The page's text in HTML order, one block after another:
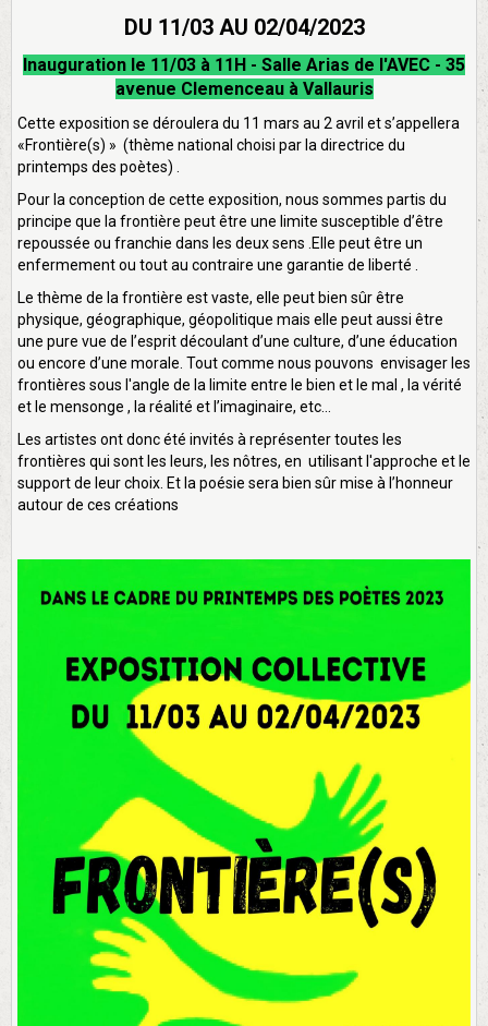
DU 11/03 AU 02/04/2023
Inauguration le 11/03 à 11H - Salle Arias de l'AVEC - 35
avenue Clemenceau à Vallauris
Cette exposition se déroulera du 11 mars au 2 avril et s’appellera
«Frontière(s) » (thème national choisi par la directrice du
printemps des poètes) .
Pour la conception de cette exposition, nous sommes partis du
principe que la frontière peut être une limite susceptible d’être
repoussée ou franchie dans les deux sens .Elle peut être un
enfermement ou tout au contraire une garantie de liberté .
Le thème de la frontière est vaste, elle peut bien sûr être
physique, géographique, géopolitique mais elle peut aussi être
une pure vue de l’esprit découlant d’une culture, d’une éducation
ou encore d’une morale. Tout comme nous pouvons envisager les
frontières sous l'angle de la limite entre le bien et le mal , la vérité
et le mensonge , la réalité et l’imaginaire, etc...
Les artistes ont donc été invités à représenter toutes les
frontières qui sont les leurs, les nôtres, en utilisant l'approche et le
support de leur choix. Et la poésie sera bien sûr mise à l’honneur
autour de ces créations